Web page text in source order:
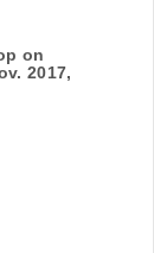
on
2017,